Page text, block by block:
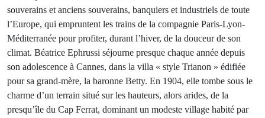
souverains et anciens souverains, banquiers et industriels de toute
l’Europe, qui empruntent les trains de la compagnie Paris-Lyon-
Méditerranée pour profiter, durant l’hiver, de la douceur de son
climat. Béatrice Ephrussi séjourne presque chaque année depuis
son adolescence à Cannes, dans la villa « style Trianon » édifiée
pour sa grand-mère, la baronne Betty. En 1904, elle tombe sous le
charme d’un terrain situé sur les hauteurs, alors arides, de la
presqu’île du Cap Ferrat, dominant un modeste village habité par